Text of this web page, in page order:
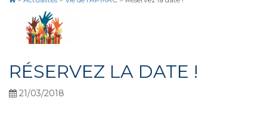
RÉSERVEZ LA DATE !
21/03/2018